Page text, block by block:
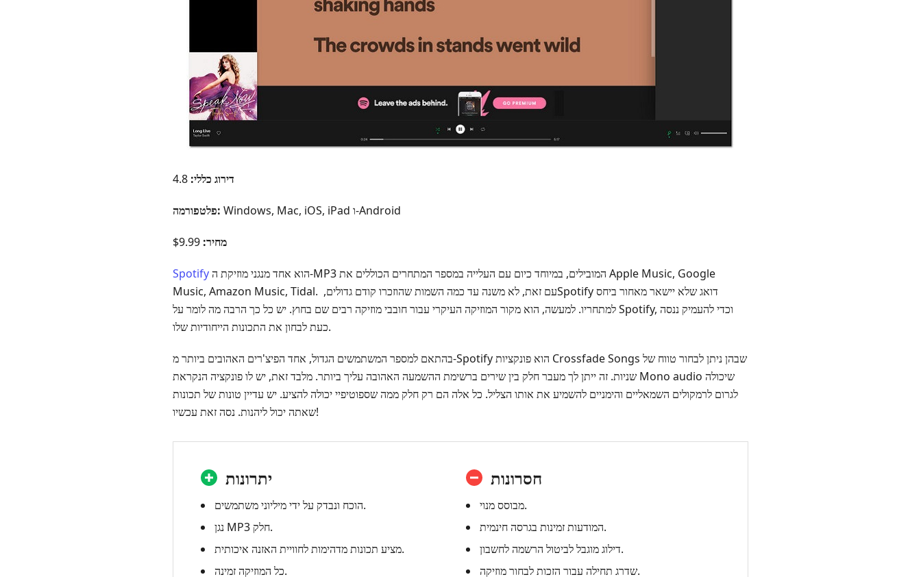
דירוג כללי:
פלטפורמה: Windows, Mac, ‏iOS, ‏iPad ו‑Android
מחיר:
Spotify
Music, ‏Amazon Music, ‏Tidal. עם זאת, לא משנה עד כמה השמות שהוזכרו קודם גדולים, ‏Spotify דואג שלא יישאר מאחור ביחס
למתחריו. למעשה, הוא מקור המוזיקה העיקרי עבור חובבי מוזיקה רבים שם בחוץ. יש כל כך הרבה מה לומר על Spotify, וכדי להעמיק ננסה
כעת לבחון את התכונות הייחודיות שלו.
בהתאם למספר המשתמשים הגדול, אחד הפיצ'רים האהובים ביותר מ-Spotify הוא פונקציות Crossfade Songs שבהן ניתן לבחור טווח של
שניות. זה ייתן לך מעבר חלק בין שירים ברשימת ההשמעה האהובה עליך ביותר. מלבד זאת, יש לו פונקציה הנקראת Mono audio שיכולה
לגרום לרמקולים השמאליים והימניים להשמיע את אותו הצליל. כל אלה הם רק חלק ממה שספוטיפיי יכולה להציע. יש עדיין טונות של תכונות
שאתה יכול ליהנות. נסה זאת עכשיו!
יתרונות
הוכח ונבדק על ידי מיליוני משתמשים.
נגן MP3 חלק.
מציע תכונות מדהימות לחוויית האזנה איכותית.
כל המוזיקה זמינה.
חסרונות
מבוסס מנוי.
המודעות זמינות בגרסה חינמית.
דילוג מוגבל לביטול הרשמה לחשבון.
שדרג תחילה עבור הזכות לבחור מוזיקה.